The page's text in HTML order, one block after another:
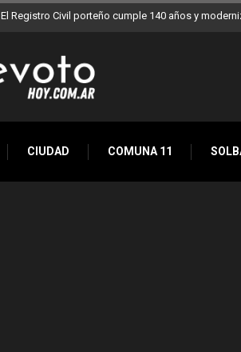
El Registro Civil porteño cumple 140 años y
CIUDAD COMUNA 11